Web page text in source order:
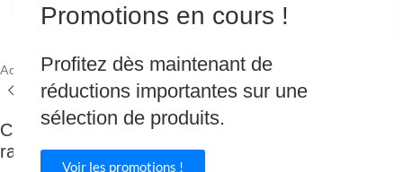
Promotions en cours !
Profitez dès maintenant de
réductions importantes sur une
sélection de produits.
Voir les promotions !
Agrandir
Accueil/Plomberie/ Tube & raccord/RACCORD CUIVRE A SOUDER
Chapeau de gendarme – Femelle-femelle –
raccord cuivre à souder